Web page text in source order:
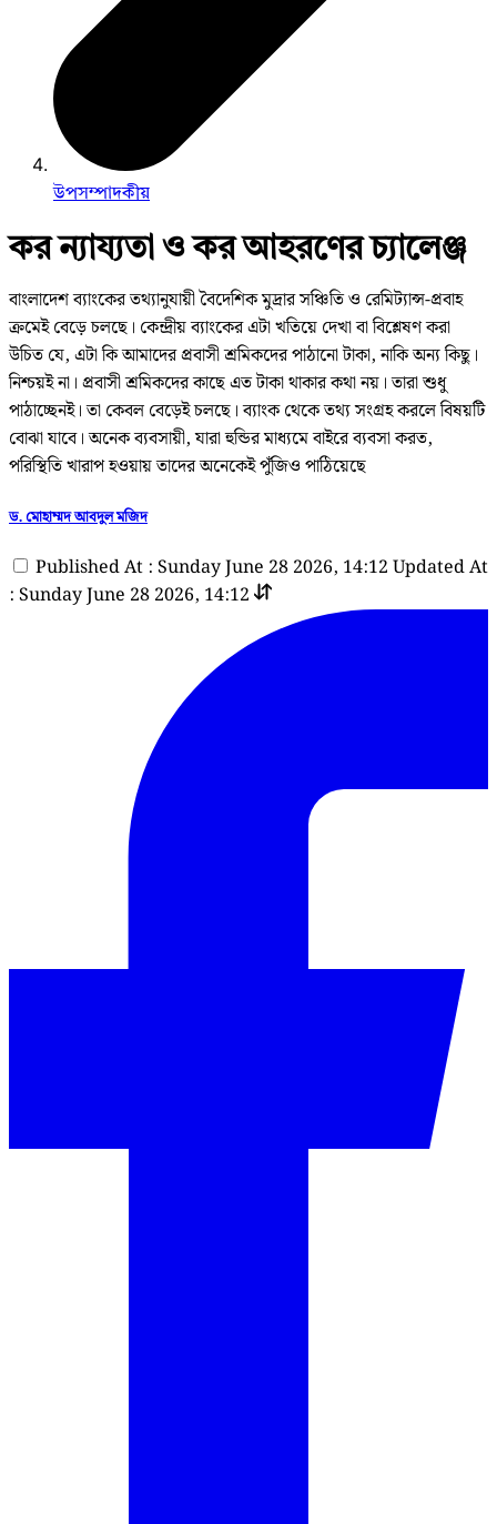
উপসম্পাদকীয়
কর ন্যায্যতা ও কর আহরণের চ্যালেঞ্জ
বাংলাদেশ ব্যাংকের তথ্যানুযায়ী বৈদেশিক মুদ্রার সঞ্চিতি ও রেমিট্যান্স-প্রবাহ
ক্রমেই বেড়ে চলছে। কেন্দ্রীয় ব্যাংকের এটা খতিয়ে দেখা বা বিশ্লেষণ করা
উচিত যে, এটা কি আমাদের প্রবাসী শ্রমিকদের পাঠানো টাকা, নাকি অন্য কিছু।
নিশ্চয়ই না। প্রবাসী শ্রমিকদের কাছে এত টাকা থাকার কথা নয়। তারা শুধু
পাঠাচ্ছেনই। তা কেবল বেড়েই চলছে। ব্যাংক থেকে তথ্য সংগ্রহ করলে বিষয়টি
বোঝা যাবে। অনেক ব্যবসায়ী, যারা হুন্ডির মাধ্যমে বাইরে ব্যবসা করত,
পরিস্থিতি খারাপ হওয়ায় তাদের অনেকেই পুঁজিও পাঠিয়েছে
ড. মোহাম্মদ আবদুল মজিদ
Published At : Sunday June 28 2026, 14:12 Updated At
: Sunday June 28 2026, 14:12